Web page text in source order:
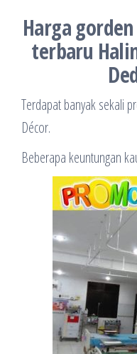
Harga
terbaru
Terdapat banyak sekali
Décor.
Beberapa keuntungan